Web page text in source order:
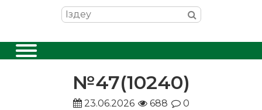
№47(10240)
23.06.2026 688 0